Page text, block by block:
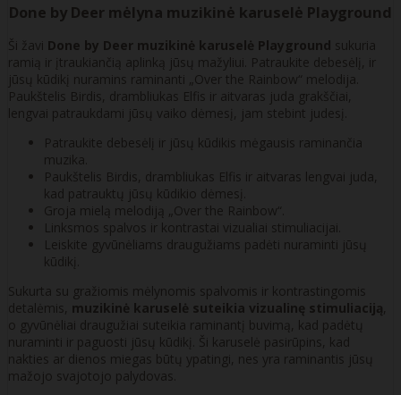
Done by Deer mėlyna muzikinė karuselė Playground
Ši žavi Done by Deer muzikinė karuselė Playground sukuria
ramią ir įtraukiančią aplinką jūsų mažyliui. Patraukite debesėlį, ir
jūsų kūdikį nuramins raminanti „Over the Rainbow“ melodija.
Paukštelis Birdis, drambliukas Elfis ir aitvaras juda grakščiai,
lengvai patraukdami jūsų vaiko dėmesį, jam stebint judesį.
Patraukite debesėlį ir jūsų kūdikis mėgausis raminančia
muzika.
Paukštelis Birdis, drambliukas Elfis ir aitvaras lengvai juda,
kad patrauktų jūsų kūdikio dėmesį.
Groja mielą melodiją „Over the Rainbow“.
Linksmos spalvos ir kontrastai vizualiai stimuliacijai.
Leiskite gyvūnėliams draugužiams padėti nuraminti jūsų
kūdikį.
Sukurta su gražiomis mėlynomis spalvomis ir kontrastingomis
detalėmis, muzikinė karuselė suteikia vizualinę stimuliaciją,
o gyvūnėliai draugužiai suteikia raminantį buvimą, kad padėtų
nuraminti ir paguosti jūsų kūdikį. Ši karuselė pasirūpins, kad
nakties ar dienos miegas būtų ypatingi, nes yra raminantis jūsų
mažojo svajotojo palydovas.